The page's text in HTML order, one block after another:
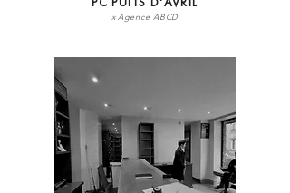
x Agence ABCD